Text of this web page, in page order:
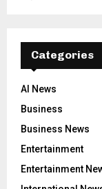
Categories
AI News
Business
Business News
Entertainment
Entertainment